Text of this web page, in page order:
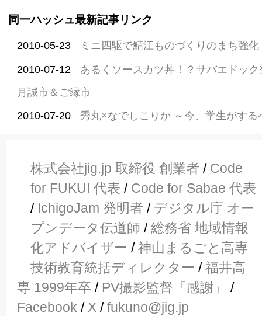
同一ハッシュ最新記事リンク
2010-05-23 ミニ四駆で鯖江ものづくりのまち強化
2010-07-12
あるくソースカツ丼！？サバエドッ
月誠市＆ご縁市
2010-07-20 秀丸×なでしこりか ～今、学生がする
株式会社jig.jp 取締役 創業者 / Code
for FUKUI 代表 / Code for Sabae 代表
/ IchigoJam 発明者 / デジタル庁 オー
プンデータ伝道師 /総務省 地域情報
化アドバイザー /神山まるごと高専
技術教育統括ディレクター /福井高
専 1999年卒 / PV撮影監督「感謝」
/
Facebook / X /fukuno@jig.jp